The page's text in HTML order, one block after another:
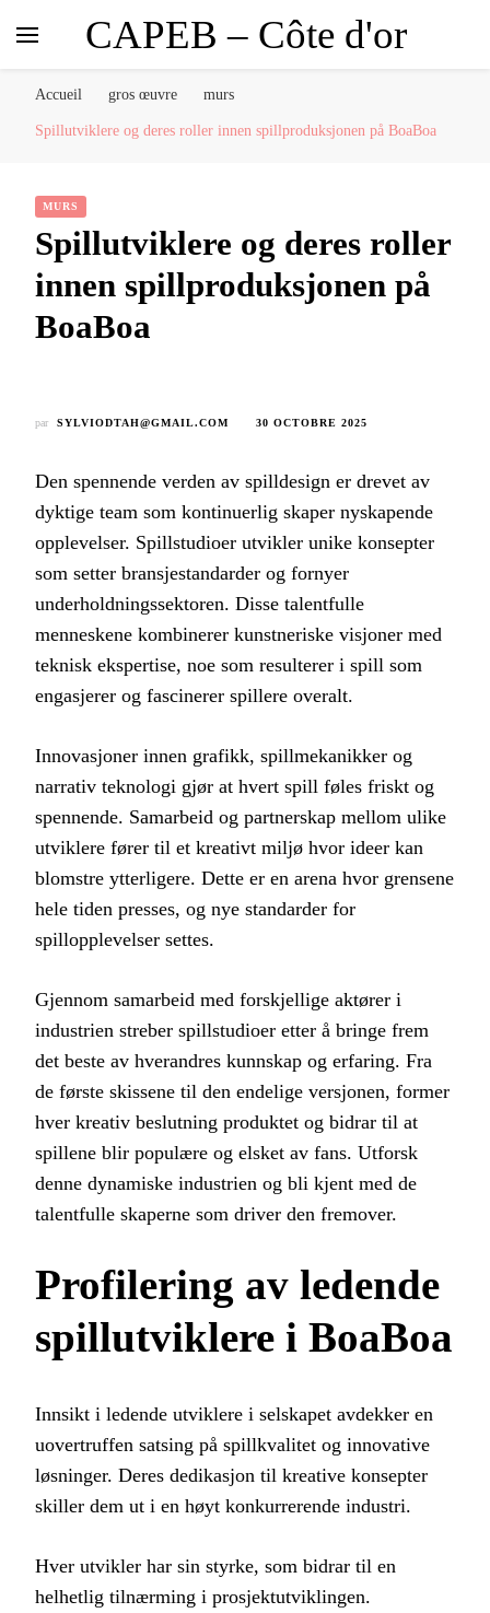
CAPEB – Côte d'or
Accueil gros œuvre murs
Spillutviklere og deres roller innen spillproduksjonen på BoaBoa
MURS
Spillutviklere og deres roller
innen spillproduksjonen på
BoaBoa
par SYLVIODTAH@GMAIL.COM 30 OCTOBRE 2025
Den spennende verden av spilldesign er drevet av
dyktige team som kontinuerlig skaper nyskapende
opplevelser. Spillstudioer utvikler unike konsepter
som setter bransjestandarder og fornyer
underholdningssektoren. Disse talentfulle
menneskene kombinerer kunstneriske visjoner med
teknisk ekspertise, noe som resulterer i spill som
engasjerer og fascinerer spillere overalt.
Innovasjoner innen grafikk, spillmekanikker og
narrativ teknologi gjør at hvert spill føles friskt og
spennende. Samarbeid og partnerskap mellom ulike
utviklere fører til et kreativt miljø hvor ideer kan
blomstre ytterligere. Dette er en arena hvor grensene
hele tiden presses, og nye standarder for
spillopplevelser settes.
Gjennom samarbeid med forskjellige aktører i
industrien streber spillstudioer etter å bringe frem
det beste av hverandres kunnskap og erfaring. Fra
de første skissene til den endelige versjonen, former
hver kreativ beslutning produktet og bidrar til at
spillene blir populære og elsket av fans. Utforsk
denne dynamiske industrien og bli kjent med de
talentfulle skaperne som driver den fremover.
Profilering av ledende
spillutviklere i BoaBoa
Innsikt i ledende utviklere i selskapet avdekker en
uovertruffen satsing på spillkvalitet og innovative
løsninger. Deres dedikasjon til kreative konsepter
skiller dem ut i en høyt konkurrerende industri.
Hver utvikler har sin styrke, som bidrar til en
helhetlig tilnærming i prosjektutviklingen.